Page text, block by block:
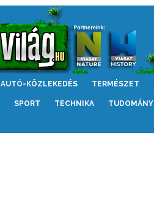
AUTÓ-KÖZLEKEDÉS TERMÉSZET
SPORT TECHNIKA TUDOMÁNY